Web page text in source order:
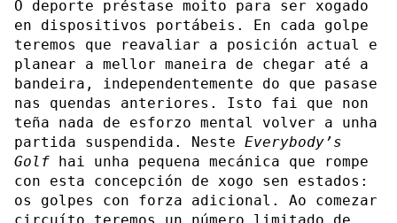
O deporte préstase moito para ser xogado
en dispositivos portábeis. En cada golpe
teremos que reavaliar a posición actual e
planear a mellor maneira de chegar até a
bandeira, independentemente do que pasase
nas quendas anteriores. Isto fai que non
teña nada de esforzo mental volver a unha
partida suspendida. Neste Everybody’s
Golf hai unha pequena mecánica que rompe
con esta concepción de xogo sen estados:
os golpes con forza adicional. Ao comezar